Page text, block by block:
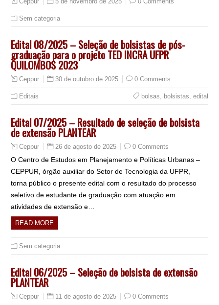
Ceppur
Sem categoria
Edital 08/2025 – Seleção de bolsistas de pós-
graduação para o projeto TED INCRA UFPR
QUILOMBOS 2023
Ceppur 30 de outubro de 2025 0 Comments
Editais bolsas, bolsistas, edital
Edital 07/2025 – Resultado de seleção de bolsista
de extensão PLANTEAR
Ceppur 26 de agosto de 2025 0 Comments
O Centro de Estudos em Planejamento e Políticas Urbanas –
CEPPUR, órgão auxiliar do Setor de Tecnologia da UFPR,
torna público o presente edital com o resultado do processo
seletivo de estudante de graduação com atuação em
atividades de extensão e…
READ MORE
Sem categoria
Edital 06/2025 – Seleção de bolsista de extensão
PLANTEAR
Ceppur 11 de agosto de 2025 0 Comments